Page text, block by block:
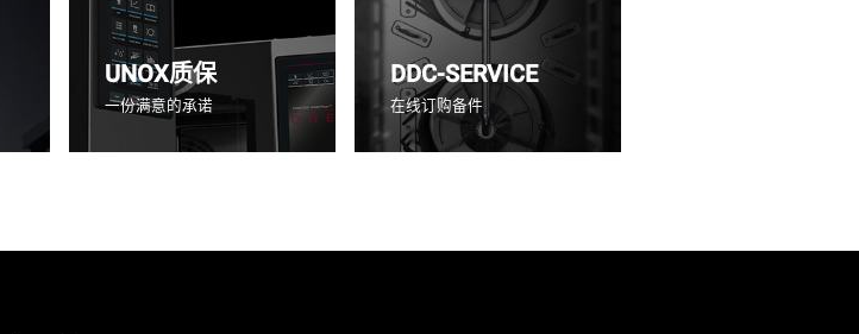
UNOX质保
一份满意的承诺
DDC-SERVICE
在线订购备件